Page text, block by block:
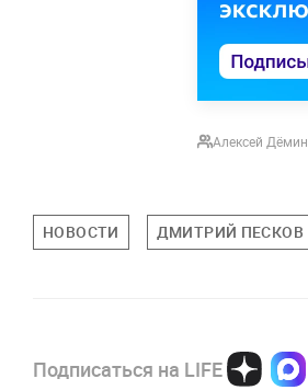
Алексей Дёмин
НОВОСТИ ДМИТРИЙ ПЕСКОВ
Подписаться на LIFE